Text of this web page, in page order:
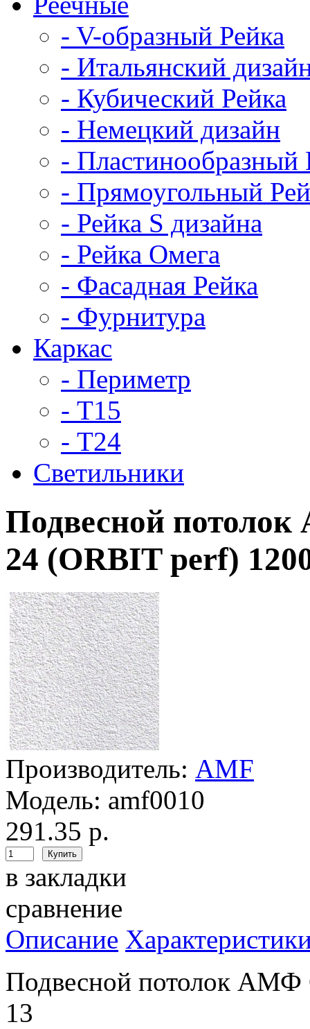
- V-образный Рейка
- Итальянский
- Кубический Рейка
- Немецкий дизайн
- Пластинообразный
- Прямоугольный
- Рейка S дизайна
- Рейка Омега
- Фасадная Рейка
- Фурнитура
Каркас
- Периметр
- Т15
- Т24
Светильники
Подвесной
24 (ORBIT perf)
Производитель: AMF
Модель: amf0010
291.35 р.
в закладки
сравнение
Описание
Подвесной потолок
13